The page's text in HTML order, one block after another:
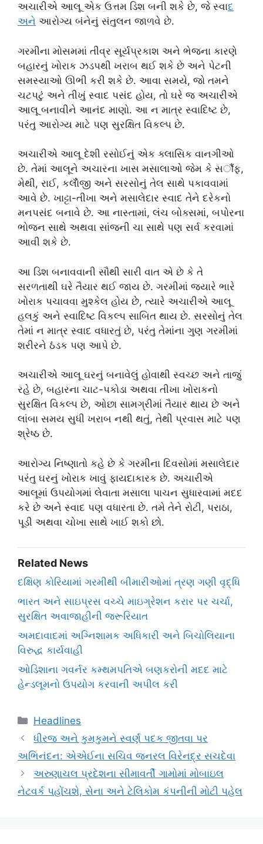
અચારીએ આલૂ એક ઉત્તમ ડિશ બની શકે છે, જે સ્વાદ
અન ે આરોગ્ય બંનેનું સંતુલન જાળવે છે.
ગરમીના મોસમમાં તીવ્ર સૂર્યપ્રકાશ અને ભેજના કારણે
બહારનું ખોરાક ઝડપથી ખરાબ થઈ શકે છે અને પેટની
સમસ્યાઓ ઊભી કરી શકે છે. આવા સમયે, જો તમને
ચટપટું અને તીખું સ્વાદ પસંદ હોય, તો ઘરે જ અચારીએ
આલૂ બનાવીને આનંદ માણો. આ ન માત્ર સ્વાદિષ્ટ છે,
પરંતુ આરોગ્ય માટે પણ સુરક્ષિત વિકલ્પ છે.
અચારીએ આલૂ દેશી રસોઈનું એક ક્લાસિક વાનગીઓ
છે. તેમાં આલૂને અચારના ખાસ મસાલાઓ જેમ કે સौंફ,
મેથી, રાઈ, કલોઁજી અને સરસોનું તેલ સાથે પકાવવામાં
આવે છે. ખાટ્ટા-તીખા અને મસાલેદાર સ્વાદ તેને દરેકનો
મનપસંદ બનાવે છે. આ નાસ્તામાં, લંચ બોક્સમાં, બપોરના
ભોજન સાથે અથવા સાંજની ચા સાથે પણ સર્વ કરવામાં
આવી શકે છે.
આ ડિશ બનાવવાની સૌથી સારી વાત એ છે કે તે
સરળતાથી ઘરે તૈયાર થઈ જાય છે. ગરમીમાં જ્યારે ભારે
ખોરાક પચાવવા મુશ્કેલ હોય છે, ત્યારે અચારીએ આલૂ
હલકું અને સ્વાદિષ્ટ વિકલ્પ સાબિત થાય છે. સરસોનું તેલ
તેમાં ન માત્ર સ્વાદ વધારતું છે, પરંતુ તેમાંના ગુણ ગરમીમાં
શરીરને ઠંડક પણ આપે છે.
અચારીએ આલૂ ઘરનું બનાવેલું હોવાથી સ્વચ્છ અને તાજું
રહે છે, બહારના ચાટ-પકોડા અથવા તીખા ખોરાકનો
સુરક્ષિત વિકલ્પ છે, ઓછા સામગ્રીમાં તૈયાર થાય છે અને
લાંબા સમય સુધી ખરાબ નથી થતું, તેથી પ્રવાસ માટે પણ
શ્રેષ્ઠ છે.
આરોગ્ય નિષ્ણાતો કહે છે કે ગરમીના દિવસોમાં મસાલેદાર
પરંતુ ઘરનું ખોરાક ખાવું ફાયદાકારક છે. અચારીએ
આલૂમાં ઉપયોગમાં લેવાતા મસાલા પાચન સુધારવામાં મદદ
કરે છે અને સ્વાદ પણ વધારતા છે. તમે તેને રોટી, પરાઠા,
પૂડી અથવા ચોખા સાથે ખાઈ શકો છો.
Related News
દક્ષિણ કોરિયામાં ગરમીથી બીમારીઓમાં ત્રણ ગણી વૃદ્ધિ
ભારત અને સાઇપ્રસ વચ્ચે માઇગ્રેશન કરાર પર ચર્ચા,
સુરક્ષિત અવાજાહીની જરૂરિયાત
અમદાવાદમાં અગ્નિશામક અધિકારી અને બિચોલિયાના
વિરુદ્ધ કાર્યવાહી
ઓડિશાના ગવર્નર કમ્થમપતિએ બણકરોની મદદ માટે
હેન્ડલૂમનો ઉપયોગ કરવાની અપીલ કરી
Categories
Headlines
ધીરજ અને કુમકુમને સ્વર્ણ પદક જીતવા પર
અભિનંદન: એએઈના સચિવ જનરલ વિરેનદ્ર સચદેવા
અરુણાચલ પ્રદેશના સીમાવર્તી ગામોમાં મોબાઇલ
નેટવર્ક પહોંચશે, સેના અને ટેલિકોમ કંપનીની મોટી પહેલ